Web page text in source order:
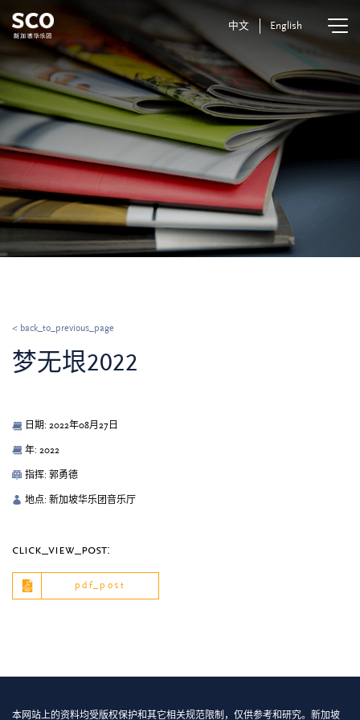
中文 English
< back_to_previous_page
梦无垠2022
日期: 2022年08月27日
年: 2022
指挥: 郭勇德
地点: 新加坡华乐团音乐厅
click_view_post:
pdf_post
本网站上的资料均受版权保护和其它相关规范限制，仅供参考和研究。新加坡